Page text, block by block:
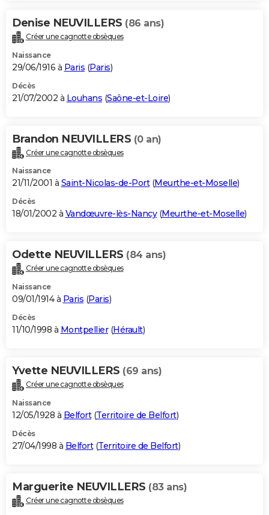
Denise NEUVILLERS (86 ans)
Créer une cagnotte obsèques
Naissance
29/06/1916 à Paris (Paris)
Décès
21/07/2002 à Louhans (Saône-et-Loire)
Brandon NEUVILLERS (0 an)
Créer une cagnotte obsèques
Naissance
21/11/2001 à Saint-Nicolas-de-Port(Meurthe-et-Moselle)
Décès
18/01/2002 à Vandœuvre-lès-Nancy(Meurthe-et-Moselle)
Odette NEUVILLERS (84 ans)
Créer une cagnotte obsèques
Naissance
09/01/1914 à Paris (Paris)
Décès
11/10/1998 à Montpellier(Hérault)
Yvette NEUVILLERS (69 ans)
Créer une cagnotte obsèques
Naissance
12/05/1928 à Belfort(Territoire de Belfort)
Décès
27/04/1998 à Belfort(Territoire de Belfort)
Marguerite NEUVILLERS (83 ans)
Créer une cagnotte obsèques